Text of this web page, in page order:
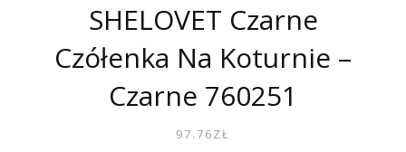
SHELOVET Czarne
Czółenka Na Koturnie –
Czarne 760251
97.76ZŁ